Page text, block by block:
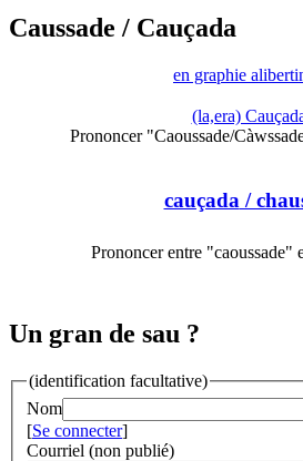
Caussade / Cauçada
en graphie
(la,era)
Prononcer "Caoussade/
cauçada /
Prononcer entre "caoussade"
Un gran de sau ?
(identification facultative)
Nom
[Se connecter]
Courriel (non publié)